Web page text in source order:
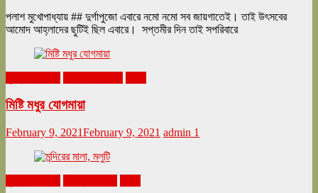
পলাশ মুখোপাধ্যায় ## দুর্গাপুজো এবারে নমো নমো সব জায়গাতেই। তাই উৎসবের
আমোদ আহ্লাদের ছুটিই ছিল এবারে। সপ্তমীর দিন তাই সপরিবারে
মিষ্টি মধুর যোগমায়া
February 9, 2021February 9, 2021 admin 1